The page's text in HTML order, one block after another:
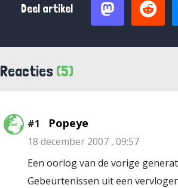
Deel artikel
Reacties (5)
#1 Popeye
18 december 2007 , 09:57
Een oorlog van de vorige
Gebeurtenissen uit een